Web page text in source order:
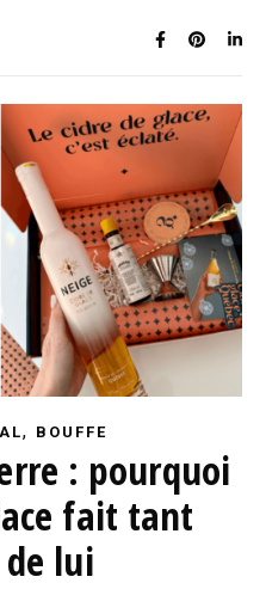
, BOUFFE
: pourquoi
fait tant
lui